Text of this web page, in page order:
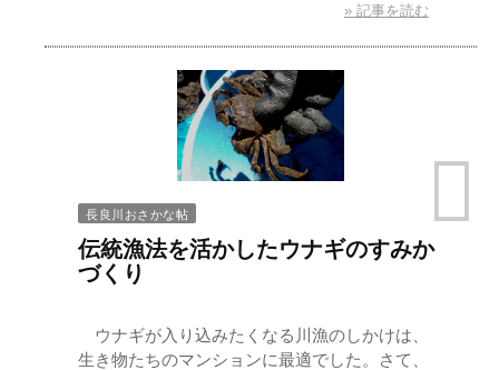
» 記事を読む
長良川おさかな帖
伝統漁法を活かしたウナギのすみか
づくり
ウナギが入り込みたくなる川漁のしかけは、
生き物たちのマンションに最適でした。さて、